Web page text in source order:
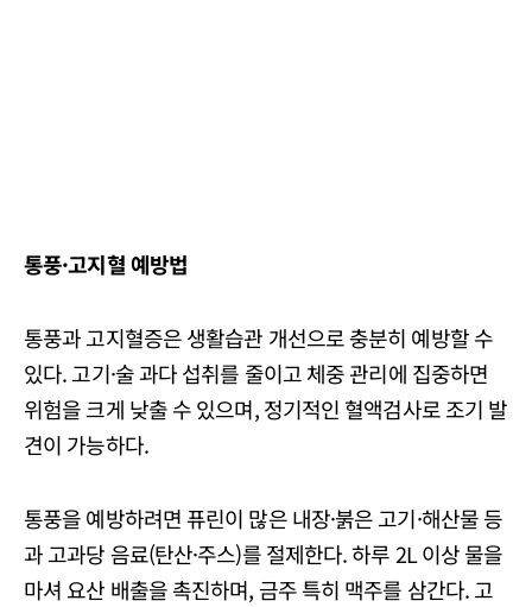
통풍·고지혈 예방법
통풍과 고지혈증은 생활습관 개선으로 충분히 예방할 수
있다. 고기·술 과다 섭취를 줄이고 체중 관리에 집중하면
위험을 크게 낮출 수 있으며, 정기적인 혈액검사로 조기 발
견이 가능하다.
통풍을 예방하려면 퓨린이 많은 내장·붉은 고기·해산물 등
과 고과당 음료(탄산·주스)를 절제한다. 하루 2L 이상 물을
마셔 요산 배출을 촉진하며, 금주 특히 맥주를 삼간다. 고